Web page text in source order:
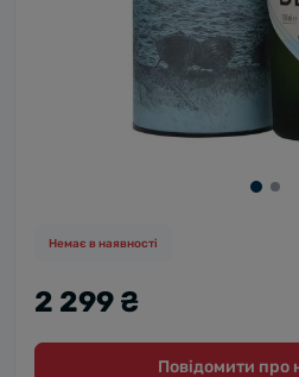
Немає в наявності
2 299 ₴
Повідомити про